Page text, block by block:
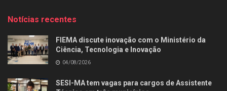
Notícias recentes
FIEMA discute inovação com o Ministério da
Ciência, Tecnologia e Inovação
04/08/2026
SESI-MA tem vagas para cargos de Assistente